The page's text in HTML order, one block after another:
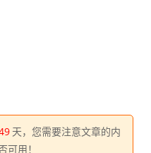
天，您需要注意文章的内
可用！